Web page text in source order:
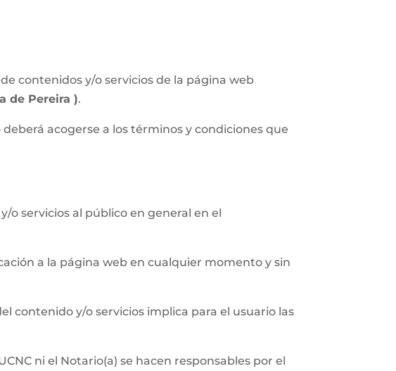
contenidos y/o servicios de la página web
de Pereira ).
acogerse a los términos y condiciones que
o servicios al público en general en el
a la página web en cualquier momento y sin
contenido y/o servicios implica para el usuario las
ni el Notario(a) se hacen responsables por el